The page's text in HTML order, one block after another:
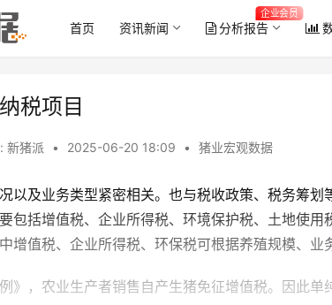
首页 资讯新闻 分析报告
企业会员
税项目
新猪派 • 2025-06-20 18:09 • 猪业宏观数据
以及业务类型紧密相关。也与税收政策、税务筹划
包括增值税、企业所得税、环境保护税、土地使
增值税、企业所得税、环保税可根据养殖规模、业
》，农业生产者销售自产生猪免征增值税。因此